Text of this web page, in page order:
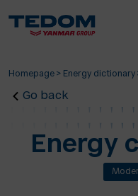
Homepage > Energy dictionary
Go back
Energy